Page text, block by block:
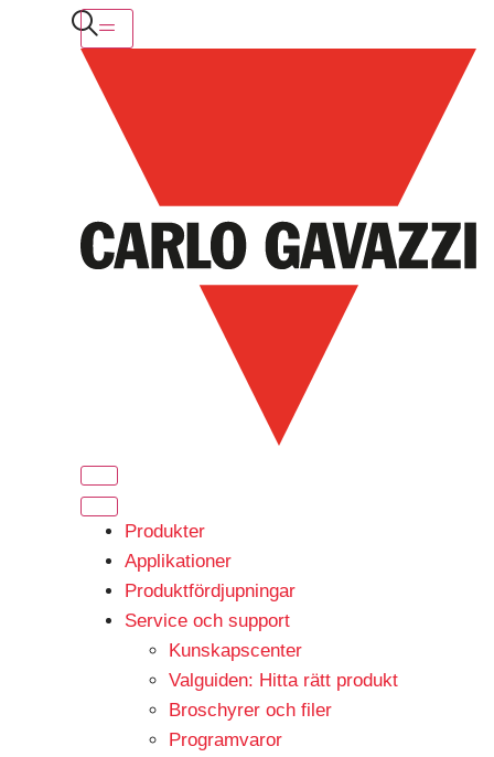
Produkter
Applikationer
Produktfördjupningar
Service och support
Kunskapscenter
Valguiden: Hitta rätt produkt
Broschyrer och filer
Programvaror